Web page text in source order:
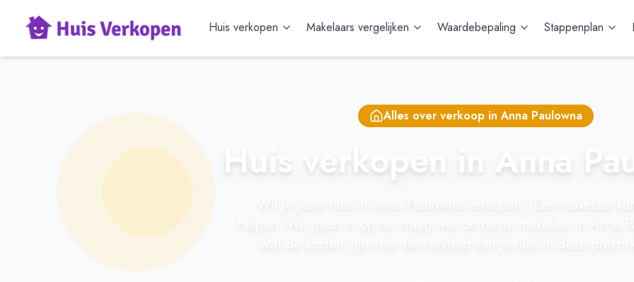
Huis verkopen Makelaars vergelijken Waardebepaling Stappenplan
Alles over verkoop inAnna Paulowna
Huis verkopen in Anna